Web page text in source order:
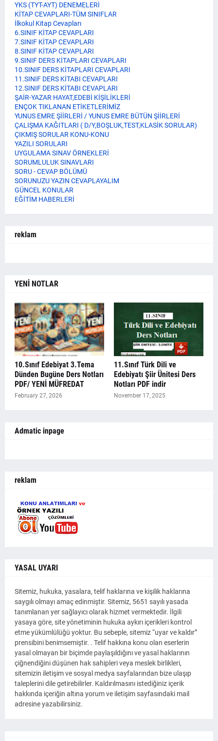
YKS (TYT-AYT) DENEMELERİ
KİTAP CEVAPLARI-TÜM SINIFLAR
İlkokul Kitap Cevapları
6.SINIF KİTAP CEVAPLARI
7.SINIF KİTAP CEVAPLARI
8.SINIF KİTAP CEVAPLARI
9.SINIF DERS KİTAPLARI CEVAPLARI
10.SINIF DERS KİTAPLARI CEVAPLARI
11.SINIF DERS KİTABI CEVAPLARI
12.SINIF DERS KİTABI CEVAPLARI
ŞAİR-YAZAR HAYAT,EDEBİ KİŞİLİKLERİ
ENÇOK TIKLANAN ETİKETLERİMİZ
YUNUS EMRE ŞİİRLERİ / YUNUS EMRE BÜTÜN ŞİİRLERİ
ÇALIŞMA KAĞITLARI ( D/Y,BOŞLUK,TEST,KLASİK SORULAR)
ÇIKMIŞ SORULAR KONU-KONU
YAZILI SORULARI
UYGULAMA SINAV ÖRNEKLERİ
SORUMLULUK SINAVLARI
SORU - CEVAP BÖLÜMÜ
SORUNUZU YAZIN CEVAPLAYALIM
GÜNCEL KONULAR
EĞİTİM HABERLERİ
reklam
YENİ NOTLAR
10.Sınıf Edebiyat 3.Tema
Dünden Bugüne Ders Notları
PDF/ YENİ MÜFREDAT
February 27, 2026
11.Sınıf Türk Dili ve
Edebiyatı Şiir Ünitesi Ders
Notları PDF indir
November 17, 2025
Admatic inpage
reklam
YASAL UYARI
Sitemiz, hukuka, yasalara, telif haklarına ve kişilik haklarına
saygılı olmayı amaç edinmiştir. Sitemiz, 5651 sayılı yasada
tanımlanan yer sağlayıcı olarak hizmet vermektedir. İlgili
yasaya göre, site yönetiminin hukuka aykırı içerikleri kontrol
etme yükümlülüğü yoktur. Bu sebeple, sitemiz “uyar ve kaldır”
prensibini benimsemiştir. . Telif hakkına konu olan eserlerin
yasal olmayan bir biçimde paylaşıldığını ve yasal haklarının
çiğnendiğini düşünen hak sahipleri veya meslek birlikleri,
sitemizin iletişim ve sosyal medya sayfalarından bize ulaşıp
taleplerini dile getirebilirler. Kaldırılmasını istediğiniz içerik
hakkında içeriğin altına yorum ve iletişim sayfasındaki mail
adresine yazabilirsiniz.